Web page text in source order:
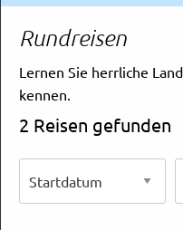
Rundreisen
Lernen Sie herrliche
kennen.
2 Reisen gefunden
Rechtliches und AGB
Reiseversicherung